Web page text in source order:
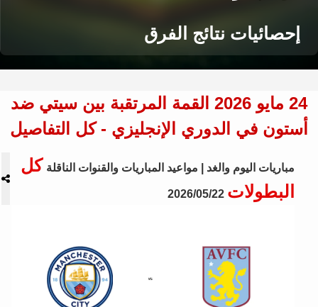
إحصائيات نتائج الفرق
24 مايو 2026 القمة المرتقبة بين سيتي ضد
أستون في الدوري الإنجليزي - كل التفاصيل
مباريات اليوم والغد | مواعيد المباريات والقنوات الناقلة كل
البطولات 2026/05/22